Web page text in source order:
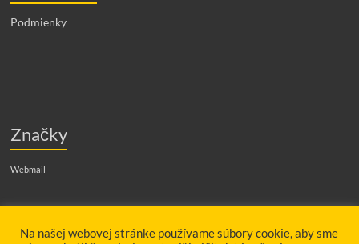
Podmienky
Značky
Webmail
Hľadať
Na našej webovej stránke používame súbory cookie, aby sme